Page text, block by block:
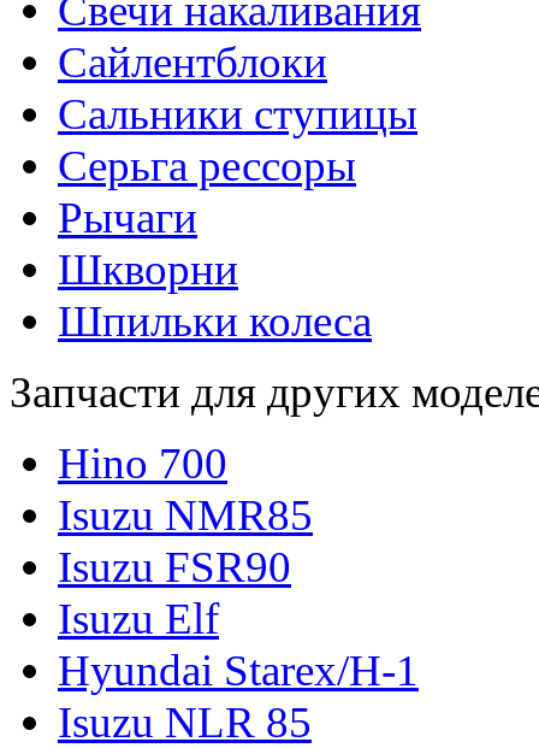
Свечи накаливания
Сайлентблоки
Сальники ступицы
Серьга рессоры
Рычаги
Шкворни
Шпильки колеса
Запчасти для других
Hino 700
Isuzu NMR85
Isuzu FSR90
Isuzu Elf
Hyundai Starex/H-1
Isuzu NLR 85